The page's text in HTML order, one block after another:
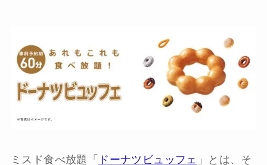
ミスド食べ放題「 ドーナツビュッフェ 」とは、そ